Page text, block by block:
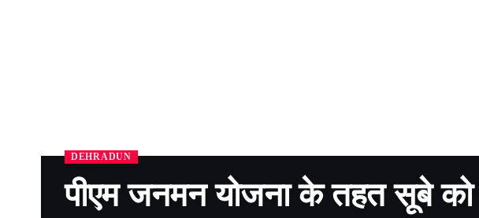
DEHRADUN
पीएम जनमन योजना के तहत सूबे को